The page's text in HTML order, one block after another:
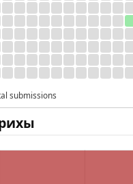
submissions